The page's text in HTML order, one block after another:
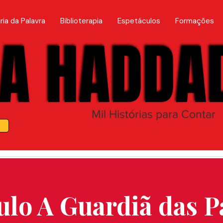
da Palavra Biblioterapia Espetáculos Formações
Mil Histórias para Contar
A Guardiã das